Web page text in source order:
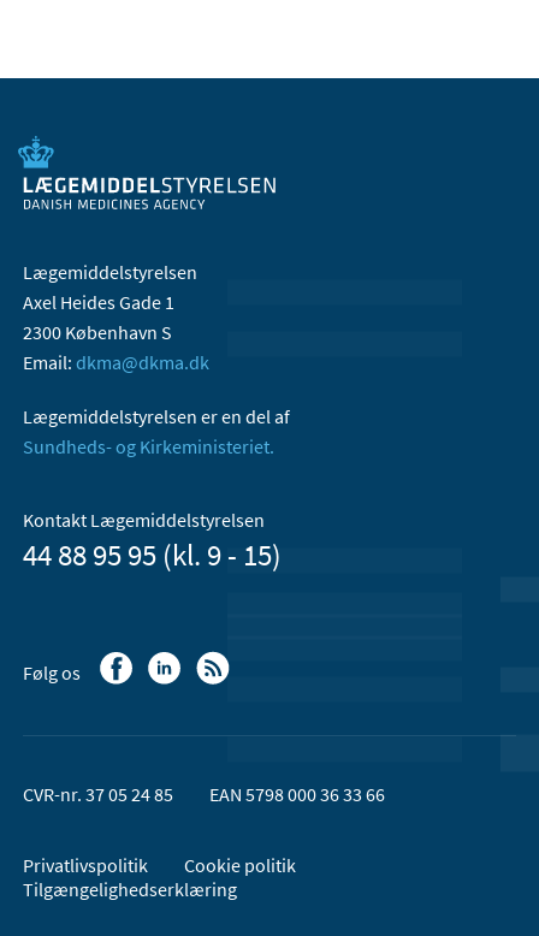
Lægemiddelstyrelsen
Axel Heides Gade 1
2300 København S
Email: dkma@dkma.dk
Lægemiddelstyrelsen er en del af
Sundheds- og Kirkeministeriet.
Kontakt Lægemiddelstyrelsen
44 88 95 95 (kl. 9 - 15)
Følg os
CVR-nr. 37 05 24 85 EAN 5798 000 36 33 66
Privatlivspolitik
Cookie politik
Tilgængelighedserklæring